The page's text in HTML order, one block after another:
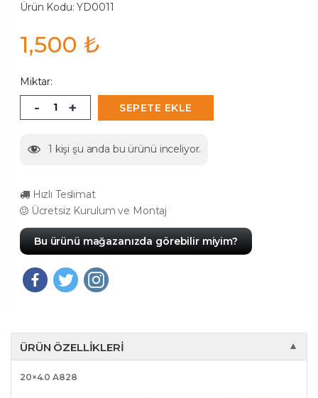
Ürün Kodu: YD0011
1,500 ₺
Miktar:
- + SEPETE EKLE
1 kişi şu anda bu ürünü inceliyor.
Hızlı Teslimat
Ücretsiz Kurulum ve Montaj
Bu ürünü mağazanızda görebilir miyim?
ÜRÜN ÖZELLIKLERI ▼
20×4.0 A828